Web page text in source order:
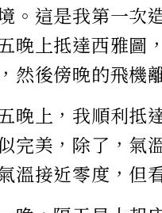
。這是我第一次
晚上抵達西雅圖
然後傍晚的飛機
晚上，我順利抵
完美，除了，氣
溫接近零度，但